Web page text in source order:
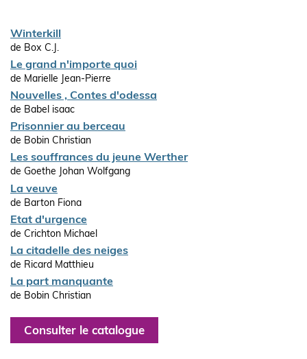
Winterkill
de Box C.J.
Le grand n'importe quoi
de Marielle Jean-Pierre
Nouvelles , Contes d'odessa
de Babel isaac
Prisonnier au berceau
de Bobin Christian
Les souffrances du jeune Werther
de Goethe Johan Wolfgang
La veuve
de Barton Fiona
Etat d'urgence
de Crichton Michael
La citadelle des neiges
de Ricard Matthieu
La part manquante
de Bobin Christian
Consulter le catalogue